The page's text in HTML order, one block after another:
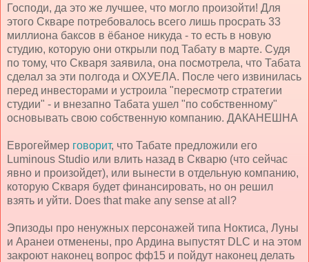
Господи, да это же лучшее, что могло произойти! Для
этого Скваре потребовалось всего лишь просрать 33
миллиона баксов в ёбаное никуда - то есть в новую
студию, которую они открыли под Табату в марте. Судя
по тому, что Скваря заявила, она посмотрела, что Табата
сделал за эти полгода и ОХУЕЛА. После чего извинилась
перед инвесторами и устроила "пересмотр стратегии
студии" - и внезапно Табата ушел "по собственному"
основывать свою собственную компанию. ДАКАНЕШНА
Еврогеймер говорит, что Табате предложили его
Luminous Studio или влить назад в Скварю (что сейчас
явно и произойдет), или вынести в отдельную компанию,
которую Скваря будет финансировать, но он решил
взять и уйти. Does that make any sense at all?
Эпизоды про ненужных персонажей типа Ноктиса, Луны
и Аранеи отменены, про Ардина выпустят DLC и на этом
закроют наконец вопрос фф15 и пойдут наконец делать